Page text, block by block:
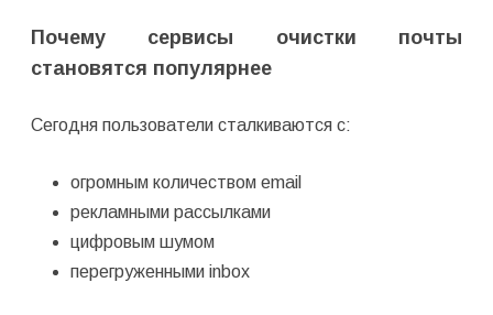
Почему сервисы очистки почты
становятся популярнее
Сегодня пользователи сталкиваются с:
огромным количеством email
рекламными рассылками
цифровым шумом
перегруженными inbox